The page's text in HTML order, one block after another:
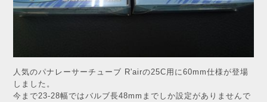
人気のパナレーサーチューブ R'airの25C用に60mm仕様が登場
しました。
今まで23-28幅ではバルブ長48mmまでしか設定がありませんで